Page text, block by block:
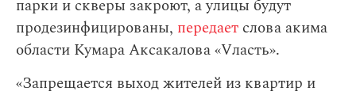
парки и скверы закроют, а улицы будут
продезинфицированы, передает слова акима
области Кумара Аксакалова «Vласть».
«Запрещается выход жителей из квартир и